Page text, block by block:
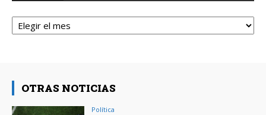
Archivos
OTRAS NOTICIAS
Política